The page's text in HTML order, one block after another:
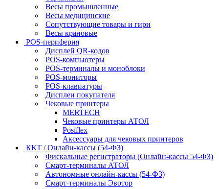
Весы промышленные
Весы медицинские
Сопутствующие товары и гири
Весы крановые
POS-периферия
Дисплей QR-кодов
POS-компьютеры
POS-терминалы и моноблоки
POS-мониторы
POS-клавиатуры
Дисплеи покупателя
Чековые принтеры
MERTECH
Чековые принтеры АТОЛ
Posiflex
Аксессуары для чековых принтеров
ККТ / Онлайн-кассы (54-ФЗ)
Фискальные регистраторы (Онлайн-кассы 54-ФЗ)
Смарт-терминалы АТОЛ
Автономные онлайн-кассы (54-ФЗ)
Смарт-терминалы Эвотор